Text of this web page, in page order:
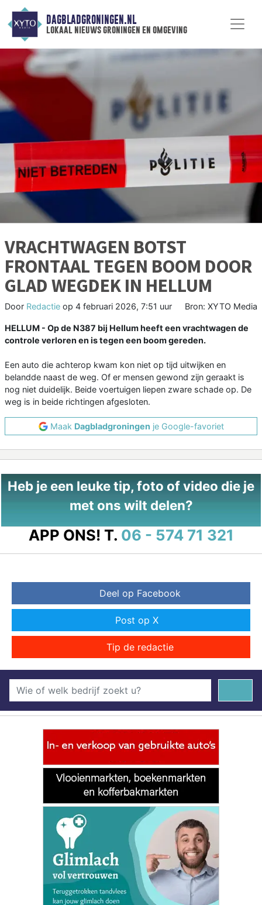
DAGBLADGRONINGEN.NL
lokaal nieuws groningen en omgeving
VRACHTWAGEN BOTST
FRONTAAL TEGEN BOOM DOOR
GLAD WEGDEK IN HELLUM
Door Redactie op 4 februari 2026, 7:51 uur Bron: XYTO Media
HELLUM - Op de N387 bij Hellum heeft een vrachtwagen de
controle verloren en is tegen een boom gereden.
Een auto die achterop kwam kon niet op tijd uitwijken en
belandde naast de weg. Of er mensen gewond zijn geraakt is
nog niet duidelijk. Beide voertuigen liepen zware schade op. De
weg is in beide richtingen afgesloten.
Maak Dagbladgroningen je Google-favoriet
Heb je een leuke tip, foto of video die je
met ons wilt delen?
APP ONS! T. 06 - 574 71 321
Deel op Facebook
Post op X
Tip de redactie